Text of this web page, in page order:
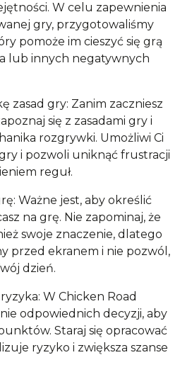
W celu zapewnienia
gry, przygotowaliśmy
pomoże im cieszyć się grą
lub innych negatywnych
zasad gry: Zanim zaczniesz
się z zasadami gry i
rozgrywki. Umożliwi Ci
i pozwoli uniknąć frustracji
reguł.
Ważne jest, aby określić
na grę. Nie zapominaj, że
swoje znaczenie, dlatego
przed ekranem i nie pozwól,
dzień.
W Chicken Road
odpowiednich decyzji, aby
Staraj się opracować
ryzyko i zwiększa szanse